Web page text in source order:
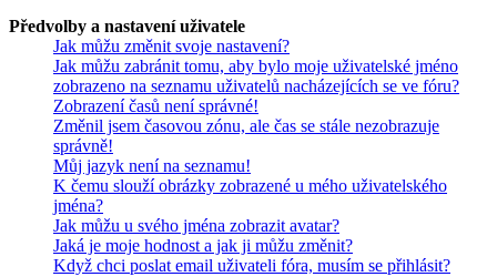
Předvolby a nastavení uživatele
Jak můžu změnit svoje nastavení?
Jak můžu zabránit tomu, aby bylo moje uživatelské jméno
zobrazeno na seznamu uživatelů nacházejících se ve fóru?
Zobrazení časů není správné!
Změnil jsem časovou zónu, ale čas se stále nezobrazuje
správně!
Můj jazyk není na seznamu!
K čemu slouží obrázky zobrazené u mého uživatelského
jména?
Jak můžu u svého jména zobrazit avatar?
Jaká je moje hodnost a jak ji můžu změnit?
Když chci poslat email uživateli fóra, musím se přihlásit?